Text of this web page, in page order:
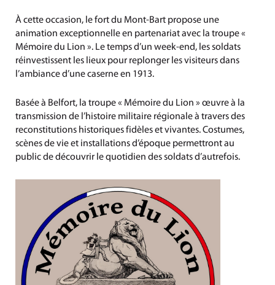
À cette occasion, le fort du Mont-Bart propose une
animation exceptionnelle en partenariat avec la troupe «
Mémoire du Lion ». Le temps d’un week-end, les soldats
réinvestissent les lieux pour replonger les visiteurs dans
l’ambiance d’une caserne en 1913.
Basée à Belfort, la troupe « Mémoire du Lion » œuvre à la
transmission de l’histoire militaire régionale à travers des
reconstitutions historiques fidèles et vivantes. Costumes,
scènes de vie et installations d’époque permettront au
public de découvrir le quotidien des soldats d’autrefois.